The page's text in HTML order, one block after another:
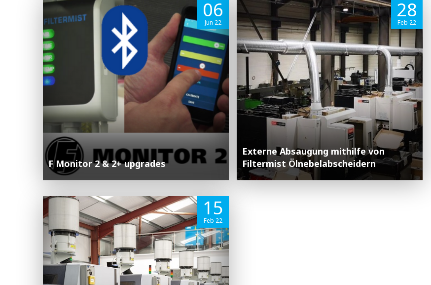
F Monitor 2 & 2+ upgrades
06
Jun 22
Externe Absaugung mithilfe von
Filtermist Ölnebelabscheidern
28
Feb 22
15
Feb 22